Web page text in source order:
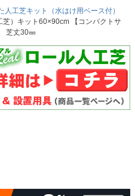
人工芝キット（水はけ用ベース付）
）キット60×90cm 【コンパクトサ
芝丈30㎜